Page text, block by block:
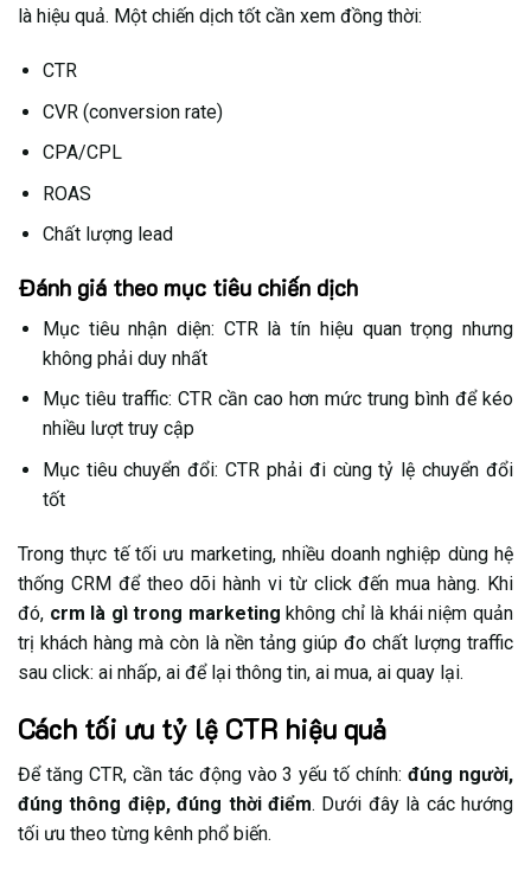
là hiệu quả. Một chiến dịch tốt cần xem đồng thời:
CTR
CVR (conversion rate)
CPA/CPL
ROAS
Chất lượng lead
Đánh giá theo mục tiêu chiến dịch
Mục tiêu nhận diện: CTR là tín hiệu quan trọng nhưng
không phải duy nhất
Mục tiêu traffic: CTR cần cao hơn mức trung bình để kéo
nhiều lượt truy cập
Mục tiêu chuyển đổi: CTR phải đi cùng tỷ lệ chuyển đổi
tốt
Trong thực tế tối ưu marketing, nhiều doanh nghiệp dùng hệ
thống CRM để theo dõi hành vi từ click đến mua hàng. Khi
đó, crm là gì trong marketing không chỉ là khái niệm quản
trị khách hàng mà còn là nền tảng giúp đo chất lượng traffic
sau click: ai nhấp, ai để lại thông tin, ai mua, ai quay lại.
Cách tối ưu tỷ lệ CTR hiệu quả
Để tăng CTR, cần tác động vào 3 yếu tố chính:đúng người,
đúng thông điệp, đúng thời điểm. Dưới đây là các hướng
tối ưu theo từng kênh phổ biến.